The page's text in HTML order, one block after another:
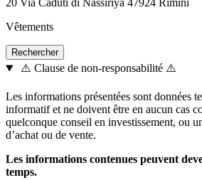
20 Via Caduti di Nassiriya 47924 Rimini
Vêtements
⚠️ Clause de non-responsabilité ⚠️
Les informations présentées sont données
informatif et ne doivent être en aucun cas
quelconque conseil en investissement, ou
d’achat ou de vente.
Les informations contenues peuvent
temps.